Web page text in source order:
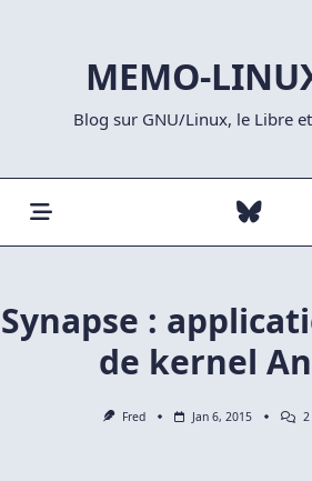
MEMO-
Blog sur GNU/Linux, le Libre
Synapse :
de kernel
Fred Jan 6, 2015